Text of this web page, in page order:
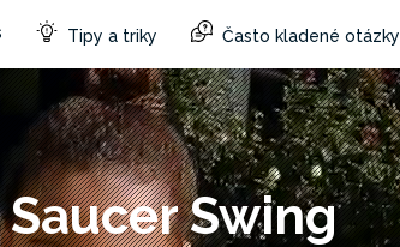
Tipy a triky Často kladené otázky
Swing